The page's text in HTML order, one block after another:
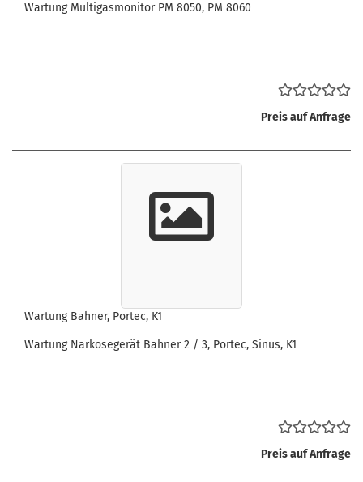
Wartung Multigasmonitor PM 8050, PM 8060
Preis auf Anfrage
Wartung Bahner, Portec, K1
Wartung Narkosegerät Bahner 2 / 3, Portec, Sinus, K1
Preis auf Anfrage